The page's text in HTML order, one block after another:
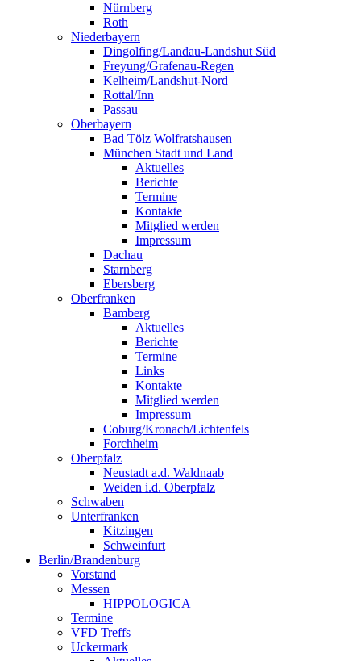
Nürnberg
Roth
Niederbayern
Dingolfing/Landau-Landshut Süd
Freyung/Grafenau-Regen
Kelheim/Landshut-Nord
Rottal/Inn
Passau
Oberbayern
Bad Tölz Wolfratshausen
München Stadt und Land
Aktuelles
Berichte
Termine
Kontakte
Mitglied werden
Impressum
Dachau
Starnberg
Ebersberg
Oberfranken
Bamberg
Aktuelles
Berichte
Termine
Links
Kontakte
Mitglied werden
Impressum
Coburg/Kronach/Lichtenfels
Forchheim
Oberpfalz
Neustadt a.d. Waldnaab
Weiden i.d. Oberpfalz
Schwaben
Unterfranken
Kitzingen
Schweinfurt
Berlin/Brandenburg
Vorstand
Messen
HIPPOLOGICA
Termine
VFD Treffs
Uckermark